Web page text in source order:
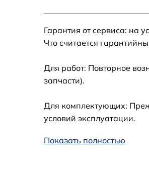
Гарантия от сервиса: на
Что считается
Для работ: Повторное
запчасти).
Для комплектующих:
условий эксплуатации.
Показать полностью